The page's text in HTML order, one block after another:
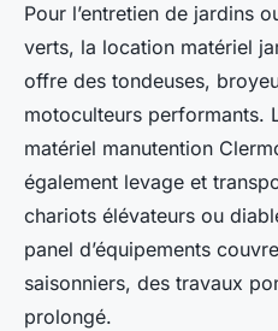
Pour l’entretien de jardins
verts, la location matériel
offre des tondeuses,
motoculteurs performants.
matériel manutention
également levage et
chariots élévateurs ou
panel d’équipements
saisonniers, des travaux
prolongé.